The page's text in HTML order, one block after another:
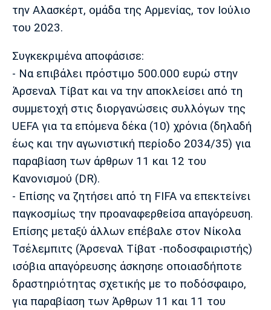
Μπορούσια
Ντόρτμουντ
Ζερμέν
Ερυθρός
Αστέρας
Τότεναμ
Πόρτο Μπενφίκα
την Αλασκέρτ, ομάδα της Αρμενίας, τον Ιούλιο
του 2023.
Συγκεκριμένα αποφάσισε:
- Να επιβάλει πρόστιμο 500.000 ευρώ στην
Άρσεναλ Τίβατ και να την αποκλείσει από τη
συμμετοχή στις διοργανώσεις συλλόγων της
UEFA για τα επόμενα δέκα (10) χρόνια (δηλαδή
έως και την αγωνιστική περίοδο 2034/35) για
παραβίαση των άρθρων 11 και 12 του
Κανονισμού (DR).
- Επίσης να ζητήσει από τη FIFA να επεκτείνει
παγκοσμίως την προαναφερθείσα απαγόρευση.
Επίσης μεταξύ άλλων επέβαλε στον Νίκολα
Τσέλεμπιτς (Άρσεναλ Τίβατ -ποδοσφαιριστής)
ισόβια απαγόρευσης άσκησηε οποιασδήποτε
δραστηριότητας σχετικής με το ποδόσφαιρο,
για παραβίαση των Άρθρων 11 και 11 του